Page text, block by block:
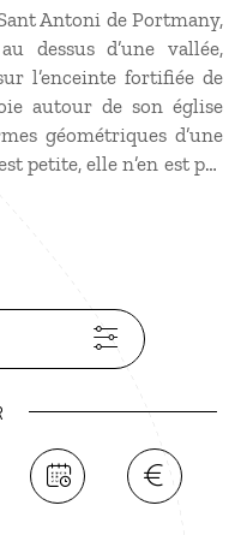
Antoni de Portmany,
dessus d’une vallée,
l’enceinte fortifiée de
autour de son église
géométriques d’une
petite, elle n’en est pas
restaurants
l'île.